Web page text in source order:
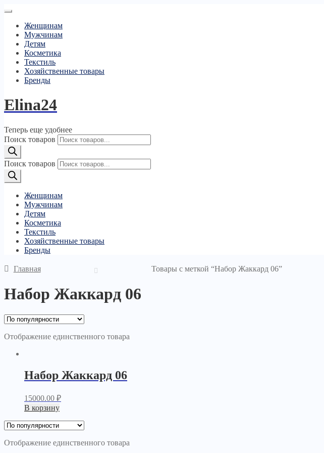
Женщинам
Мужчинам
Детям
Косметика
Текстиль
Хозяйственные товары
Бренды
Elina24
Теперь еще удобнее
Поиск товаров
Поиск товаров
Женщинам
Мужчинам
Детям
Косметика
Текстиль
Хозяйственные товары
Бренды
Главная Товары с меткой “Набор Жаккард 06”
Набор Жаккард 06
Отображение единственного товара
Набор Жаккард 06
15000.00 ₽
В корзину
Отображение единственного товара